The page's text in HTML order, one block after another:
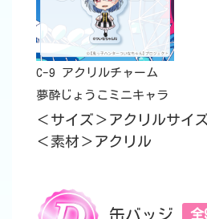
C-9 アクリルチャーム
夢酔じょうこミニキャラ
＜サイズ＞アクリルサイズ
＜素材＞アクリル
缶バッジ 全